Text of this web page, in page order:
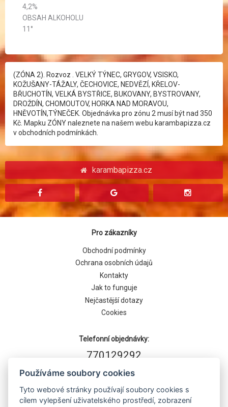
4,2%
OBSAH ALKOHOLU
11°
(ZÓNA 2). Rozvoz . VELKÝ TÝNEC, GRYGOV, VSISKO,
KOŽUŠANY-TÁŽALY, ČECHOVICE, NEDVĚZÍ, KŘELOV-
BŘUCHOTÍN, VELKÁ BYSTŘICE, BUKOVANY, BYSTROVANY,
DROŽDÍN, CHOMOUTOV, HORKA NAD MORAVOU,
HNĚVOTÍN,TÝNEČEK. Objednávka pro zónu 2 musí být nad 350
Kč. Mapku ZÓNY naleznete na našem webu karambapizza.cz
v obchodních podmínkách.
karambapizza.cz
Pro zákazníky
Obchodní podmínky
Ochrana osobních údajů
Kontakty
Jak to funguje
Nejčastější dotazy
Cookies
Telefonní objednávky:
770129292
Používáme soubory cookies
Tyto webové stránky používají soubory cookies s
cílem vylepšení uživatelského prostředí, zobrazení